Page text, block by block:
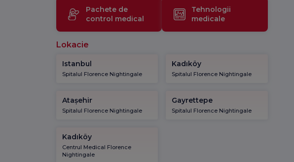
Pachete de
control medical
Tehnologii
medicale
Lokacie
Istanbul
Spitalul Florence Nightingale
Kadıköy
Spitalul Florence Nightingale
Atașehir
Spitalul Florence Nightingale
Gayrettepe
Spitalul Florence Nightingale
Kadıköy
Centrul Medical Florence
Nightingale